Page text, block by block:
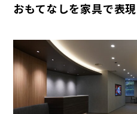
おもてなしを家具で表現